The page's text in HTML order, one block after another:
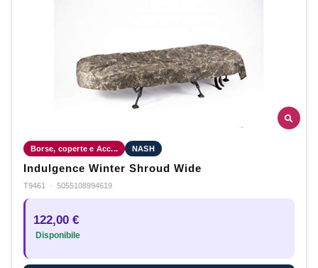
Borse, coperte e Acc... NASH
Indulgence Winter Shroud Wide
T9461 · 5055108994619
122,00 €
Disponibile